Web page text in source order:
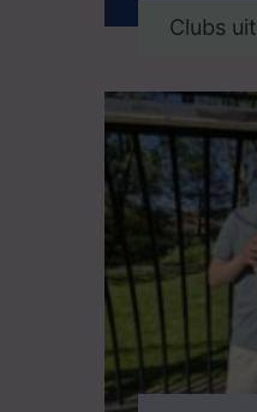
Clubs